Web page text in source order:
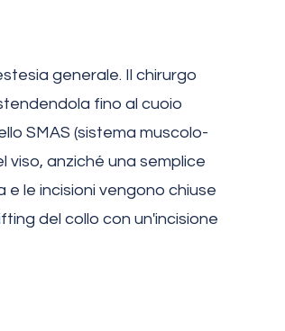
generale. Il chirurgo
fino al cuoio
SMAS (sistema muscolo-
anziché una semplice
e le incisioni vengono chiuse
del collo con un'incisione